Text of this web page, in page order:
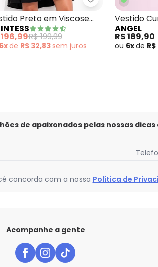
Curto Viscose PretoQuintess -
Preto em Viscose
R$ 199,99
6xde R$ 32,83sem juros
Vestido
Malha Preto
ANGEL
R$ 189,90
ou 6xde
de apaixonados pelas nossas
concorda com a nossa Política de
Acompanhe a gente